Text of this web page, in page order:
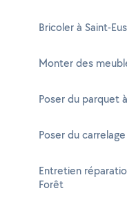
Bricoler à Saint-
Monter des
Poser du parquet
Poser du
Entretien
Forêt